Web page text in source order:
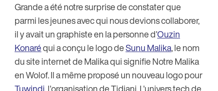
Grande a été notre surprise de constater que
parmi les jeunes avec qui nous devions collaborer,
il y avait un graphiste en la personne d'Ouzin
Konaréqui a conçu le logo deSunu Malika, le nom
du site internet de Malika qui signifie Notre Malika
en Wolof. Il a même proposé un nouveau logo pour